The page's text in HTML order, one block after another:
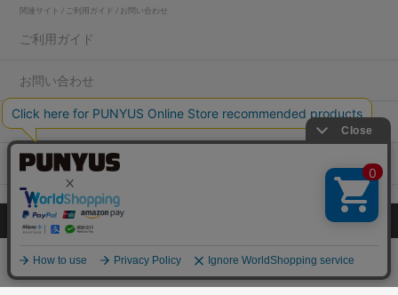
関連サイト / ご利用ガイド / お問い合わせ
ご利用ガイド
お問い合わせ
求人情報
店舗一覧
プライバシーポリシー